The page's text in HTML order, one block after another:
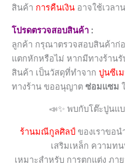
สินค้า การคืนเงิน อาจใช้เวล
โปรดตรวจสอบสินค้า :
ลูกค้า กรุณาตรวจสอบสินค้าก่
แตกหักหรือไม่ หากมีทางร้าน
สินค้า เป็นวัสดุที่ทำจาก ปูนซีเ
ทางร้าน ขออนุญาต ซ่อมแซม
📣✨ พบกับโต๊ะปูนแ
ร้านมณีกูลศิลป์ของเราขอน
เสริมเหล็ก ความท
เหมาะสำหรับ การตกแต่ง ภ